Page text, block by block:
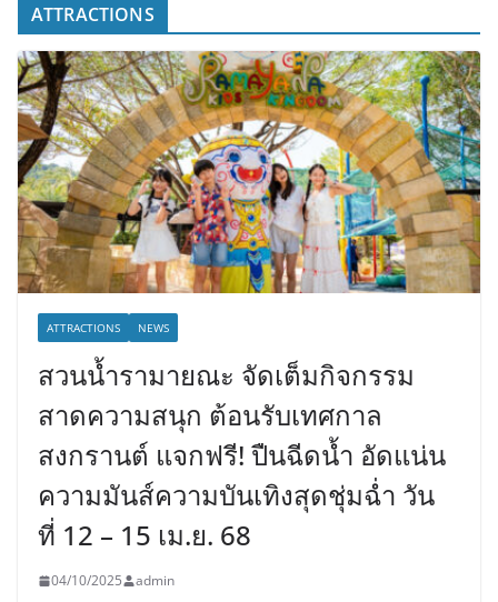
ATTRACTIONS
ATTRACTIONS NEWS
สวนน้ำรามายณะ จัดเต็มกิจกรรม
สาดความสนุก ต้อนรับเทศกาล
สงกรานต์ แจกฟรี! ปืนฉีดน้ำ อัดแน่น
ความมันส์ความบันเทิงสุดชุ่มฉ่ำ วัน
ที่ 12 – 15 เม.ย. 68
04/10/2025 admin